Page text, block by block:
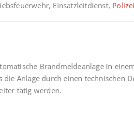
Einsatzleitdienst, Polizei
Brandmeldeanlage in
Anlage durch einen technischen
tätig werden.